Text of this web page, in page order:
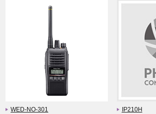
WED-NO-301 IP210H